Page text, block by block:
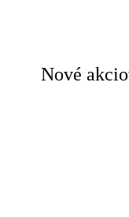
Nové